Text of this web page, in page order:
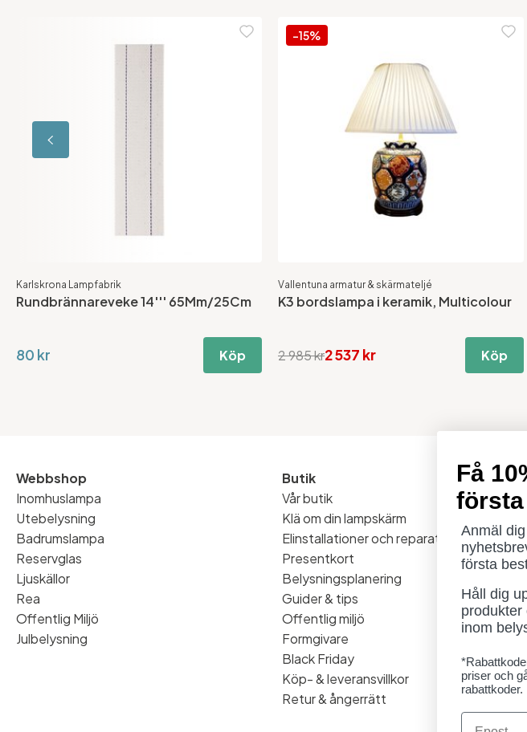
Karlskrona Lampfabrik
Rundbrännareveke 14''' 65Mm/25Cm
80 kr Köp
-15%
Vallentuna armatur & skärmateljé
K3 bordslampa i keramik, Multicolour
2 537 kr
2 985 kr Köp
Webbshop
Inomhuslampa
Utebelysning
Badrumslampa
Reservglas
Ljuskällor
Rea
Offentlig Miljö
Julbelysning
Butik
Vår butik
Klä om din lampskärm
Elinstallationer och reparationer
Presentkort
Belysningsplanering
Guider & tips
Offentlig miljö
Formgivare
Black Friday
Köp- & leveransvillkor
Retur & ångerrätt
Få
Anmäl
första
Håll dig
produkter
inom
priser och
rabattkoder.
Email